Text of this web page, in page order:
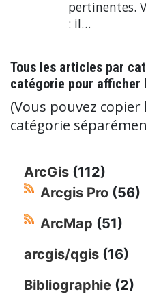
pertinentes.
: il…
Tous les articles par
catégorie pour
(Vous pouvez copier
catégorie
ArcGis (112)
Arcgis Pro (56)
ArcMap (51)
arcgis/qgis (16)
Bibliographie (2)